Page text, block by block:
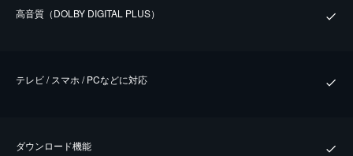
⾼⾳質（DOLBY DIGITAL PLUS）
テレビ / スマホ / PCなどに対応
ダウンロード機能